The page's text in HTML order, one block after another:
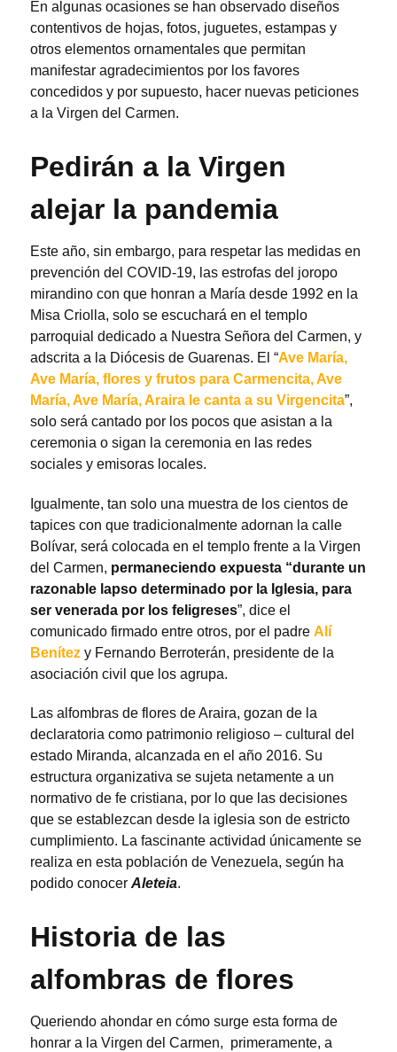
En algunas ocasiones se han observado diseños
contentivos de hojas, fotos, juguetes, estampas y
otros elementos ornamentales que permitan
manifestar agradecimientos por los favores
concedidos y por supuesto, hacer nuevas peticiones
a la Virgen del Carmen.
Pedirán a la Virgen
alejar la pandemia
Este año, sin embargo, para respetar las medidas en
prevención del COVID-19, las estrofas del joropo
mirandino con que honran a María desde 1992 en la
Misa Criolla, solo se escuchará en el templo
parroquial dedicado a Nuestra Señora del Carmen, y
adscrita a la Diócesis de Guarenas. El “Ave María,
Ave María, flores y frutos para Carmencita, Ave
María, Ave María, Araira le canta a su Virgencita”,
solo será cantado por los pocos que asistan a la
ceremonia o sigan la ceremonia en las redes
sociales y emisoras locales.
Igualmente, tan solo una muestra de los cientos de
tapices con que tradicionalmente adornan la calle
Bolívar, será colocada en el templo frente a la Virgen
del Carmen, permaneciendo expuesta “durante un
razonable lapso determinado por la Iglesia, para
ser venerada por los feligreses”, dice el
comunicado firmado entre otros, por el padre Alí
Benítez y Fernando Berroterán, presidente de la
asociación civil que los agrupa.
Las alfombras de flores de Araira, gozan de la
declaratoria como patrimonio religioso – cultural del
estado Miranda, alcanzada en el año 2016. Su
estructura organizativa se sujeta netamente a un
normativo de fe cristiana, por lo que las decisiones
que se establezcan desde la iglesia son de estricto
cumplimiento. La fascinante actividad únicamente se
realiza en esta población de Venezuela, según ha
podido conocerAleteia.
Historia de las
alfombras de flores
Queriendo ahondar en cómo surge esta forma de
honrar a la Virgen del Carmen, primeramente, a